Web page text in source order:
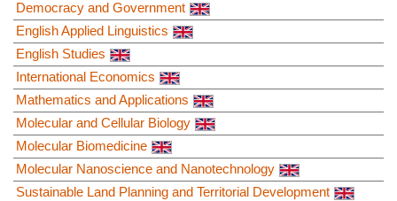
Democracy and Government
English Applied Linguistics
English Studies
International Economics
Mathematics and Applications
Molecular and Cellular Biology
Molecular Biomedicine
Molecular Nanoscience and Nanotechnology
Sustainable Land Planning and Territorial Development